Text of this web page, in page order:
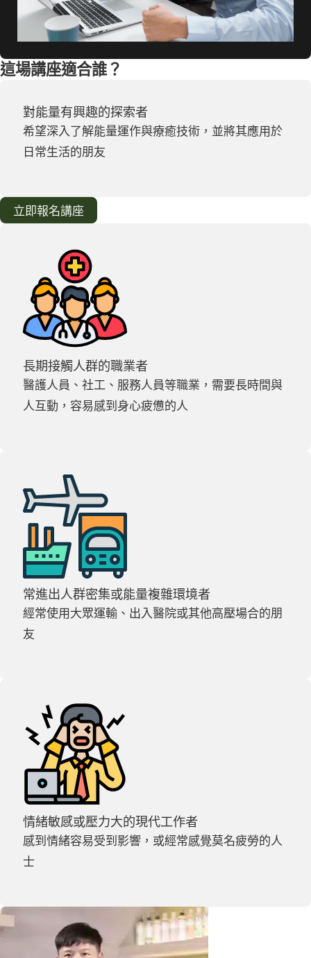
這場講座適合誰？
對能量有興趣的探索者
希望深入了解能量運作與療癒技術，並將其應用於
日常生活的朋友
立即報名講座
長期接觸人群的職業者
醫護人員、社工、服務人員等職業，需要長時間與
人互動，容易感到身心疲憊的人
常進出人群密集或能量複雜環境者
經常使用大眾運輸、出入醫院或其他高壓場合的朋
友
情緒敏感或壓力大的現代工作者
感到情緒容易受到影響，或經常感覺莫名疲勞的人
士